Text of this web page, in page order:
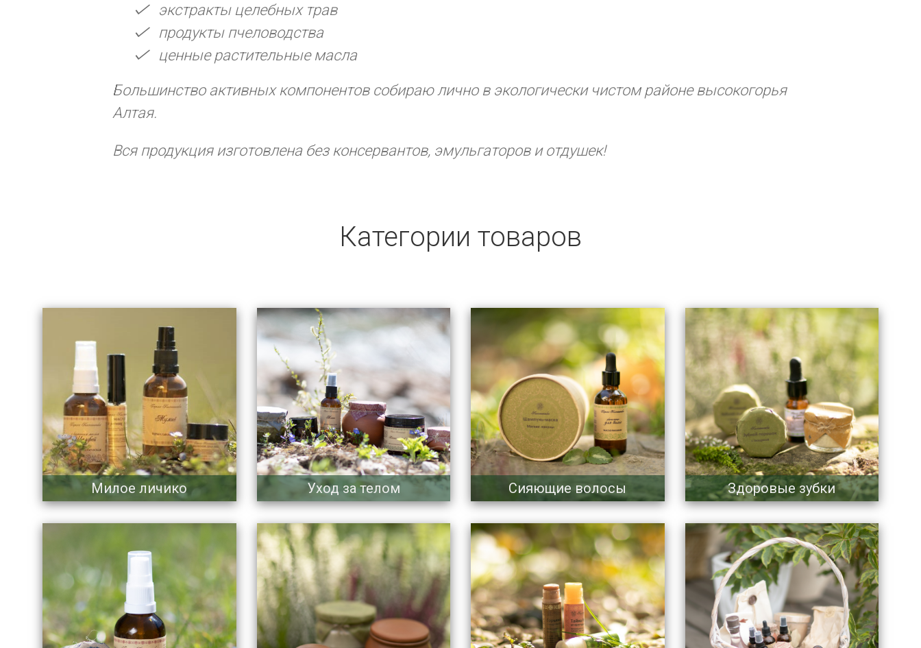
экстракты целебных трав
продукты пчеловодства
ценные растительные масла
Большинство активных компонентов собираю лично в экологически чистом районе высокогорья
Алтая.
Вся продукция изготовлена без консервантов, эмульгаторов и отдушек!
Категории товаров
Милое личико Уход за телом Сияющие волосы Здоровые зубки